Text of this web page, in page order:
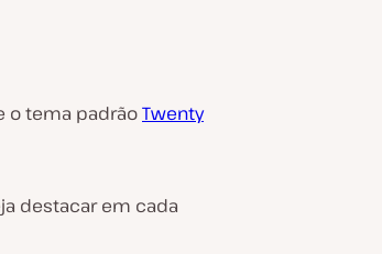
o tema padrãoTwenty
destacar em cada